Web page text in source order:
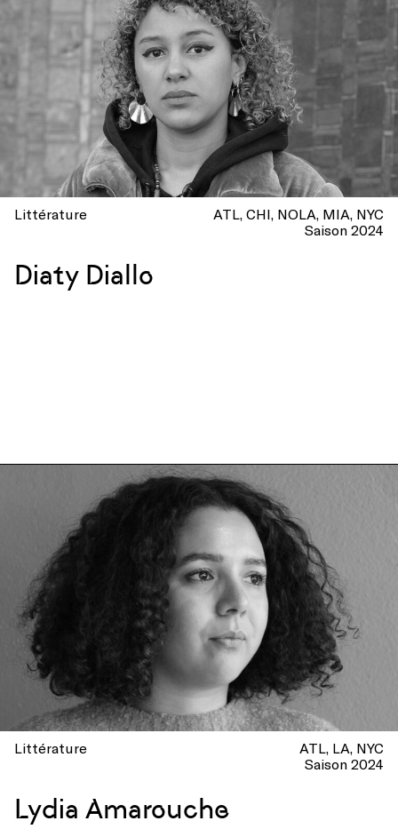
Littérature ATL CHI NOLA MIA NYC
Saison 2024
Diaty Diallo
Littérature ATL LA NYC
Saison 2024
Lydia Amarouche